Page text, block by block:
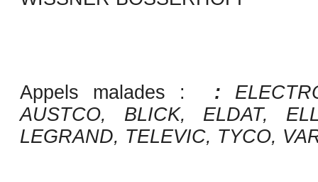
Appels malades : :
AUSTCO, BLICK, ELDAT,
LEGRAND, TELEVIC, TYCO,